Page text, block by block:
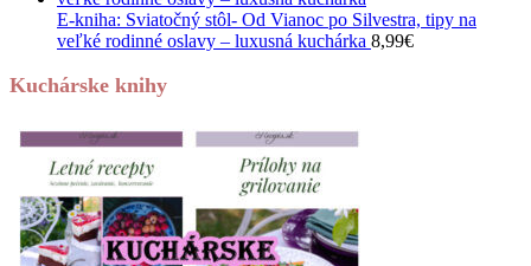
E-kniha: Sviatočný stôl- Od Vianoc po Silvestra, tipy na
veľké rodinné oslavy – luxusná kuchárka 8,99€
Kuchárske knihy